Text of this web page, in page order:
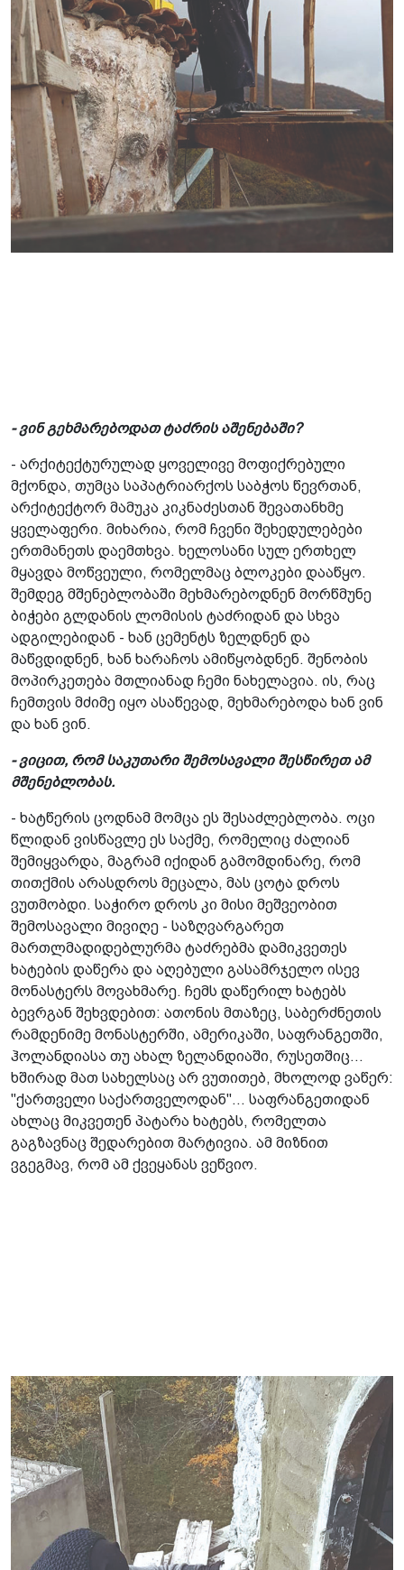
- ვინ გეხმარებოდათ ტაძრის აშენებაში?
- არქიტექტურულად ყოველივე მოფიქრებული
მქონდა, თუმცა საპატრიარქოს საბჭოს წევრთან,
არქიტექტორ მამუკა კიკნაძესთან შევათანხმე
ყველაფერი. მიხარია, რომ ჩვენი შეხედულებები
ერთმანეთს დაემთხვა. ხელოსანი სულ ერთხელ
მყავდა მოწვეული, რომელმაც ბლოკები დააწყო.
შემდეგ მშენებლობაში მეხმარებოდნენ მორწმუნე
ბიჭები გლდანის ლომისის ტაძრიდან და სხვა
ადგილებიდან - ხან ცემენტს ზელდნენ და
მაწვდიდნენ, ხან ხარაჩოს ამიწყობდნენ. შენობის
მოპირკეთება მთლიანად ჩემი ნახელავია. ის, რაც
ჩემთვის მძიმე იყო ასაწევად, მეხმარებოდა ხან ვინ
და ხან ვინ.
- ვიცით, რომ საკუთარი შემოსავალი შესწირეთ ამ
მშენებლობას.
- ხატწერის ცოდნამ მომცა ეს შესაძლებლობა. ოცი
წლიდან ვისწავლე ეს საქმე, რომელიც ძალიან
შემიყვარდა, მაგრამ იქიდან გამომდინარე, რომ
თითქმის არასდროს მეცალა, მას ცოტა დროს
ვუთმობდი. საჭირო დროს კი მისი მეშვეობით
შემოსავალი მივიღე - საზღვარგარეთ
მართლმადიდებლურმა ტაძრებმა დამიკვეთეს
ხატების დაწერა და აღებული გასამრჯელო ისევ
მონასტერს მოვახმარე. ჩემს დაწერილ ხატებს
ბევრგან შეხვდებით: ათონის მთაზეც, საბერძნეთის
რამდენიმე მონასტერში, ამერიკაში, საფრანგეთში,
ჰოლანდიასა თუ ახალ ზელანდიაში, რუსეთშიც...
ხშირად მათ სახელსაც არ ვუთითებ, მხოლოდ ვაწერ:
"ქართველი­ საქართველოდან"... საფრანგეთიდან
ახლაც მიკვეთენ პატარა ხატებს, რომელთა
გაგზავნაც შედარებით მარტივია. ამ მიზნით
ვგეგმავ, რომ ამ ქვეყანას ვეწვიო.